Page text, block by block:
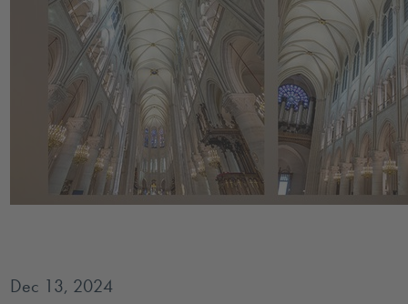
Dec 13, 2024